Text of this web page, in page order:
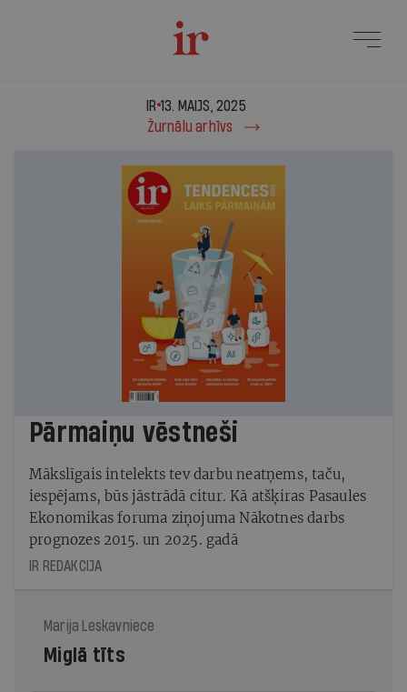
IR - 13. maijs, 2025
IR 13. MAIJS, 2025
Žurnālu arhīvs
Pārmaiņu vēstneši
Mākslīgais intelekts tev darbu neatņems, taču,
iespējams, būs jāstrādā citur. Kā atšķiras Pasaules
Ekonomikas foruma ziņojuma Nākotnes darbs
prognozes 2015. un 2025. gadā
IR REDAKCIJA
Marija Leskavniece
Miglā tīts